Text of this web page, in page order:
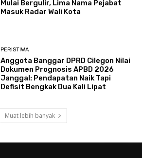
Mulai Bergulir, Lima Nama Pejabat
Masuk Radar Wali Kota
PERISTIWA
Anggota Banggar DPRD Cilegon Nilai
Dokumen Prognosis APBD 2026
Janggal: Pendapatan Naik Tapi
Defisit Bengkak Dua Kali Lipat
Muat lebih banyak